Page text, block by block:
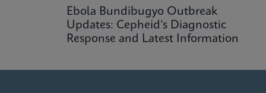
Ebola Bundibugyo Outbreak
Updates: Cepheid’s Diagnostic
Response and Latest Information